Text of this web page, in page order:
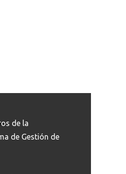
de la
de Gestión de